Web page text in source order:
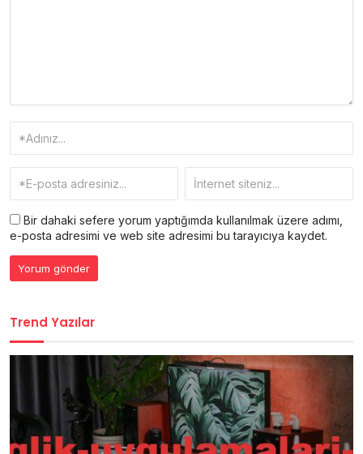
Bir dahaki sefere yorum yaptığımda kullanılmak üzere adımı,
e-posta adresimi ve web site adresimi bu tarayıcıya kaydet.
Trend Yazılar